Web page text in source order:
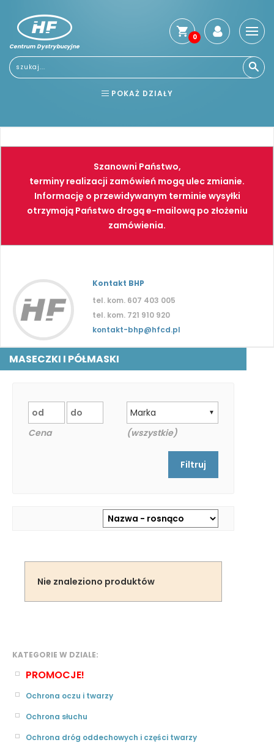
Centrum Dystrybucyjne
0
POKAŻ DZIAŁY
NARZĘDZIA SPAWALNICTWO
FARBY PNEUMATYKA
Szanowni Państwo,
terminy realizacji zamówień mogą ulec zmianie.
Informację o przewidywanym terminie wysyłki
otrzymają Państwo drogą e-mailową po złożeniu
zamówienia.
Kontakt BHP
tel. kom. 607 403 005
tel. kom. 721 910 920
kontakt-bhp@hfcd.pl
MASECZKI I PÓŁMASKI
KATEGORIE W DZIALE:
PROMOCJE!
Ochrona oczu i twarzy
Ochrona słuchu
Ochrona dróg oddechowych i części twarzy
Cena
▼
Marka
(wszystkie)
Nie znaleziono produktów